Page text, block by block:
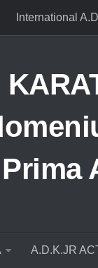
International
A.D.K.JR